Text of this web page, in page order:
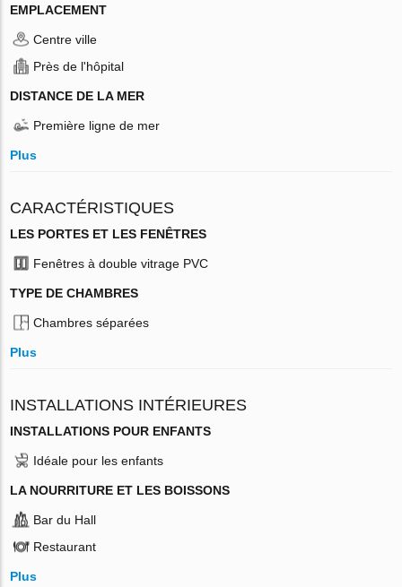
EMPLACEMENT
Centre ville
Près de l'hôpital
DISTANCE DE LA MER
Première ligne de mer
Plus
CARACTÉRISTIQUES
LES PORTES ET LES FENÊTRES
Fenêtres à double vitrage PVC
TYPE DE CHAMBRES
Chambres séparées
Plus
INSTALLATIONS INTÉRIEURES
INSTALLATIONS POUR ENFANTS
Idéale pour les enfants
LA NOURRITURE ET LES BOISSONS
Bar du Hall
Restaurant
Plus